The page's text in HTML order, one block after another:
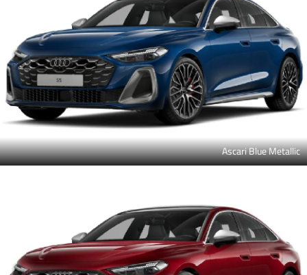
Ascari Blue Metallic